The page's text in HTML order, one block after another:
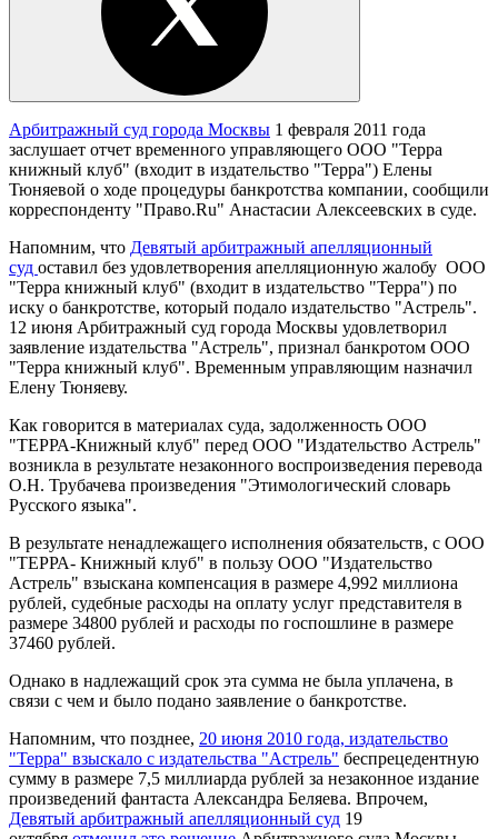
Арбитражный суд города Москвы 1 февраля 2011 года
заслушает отчет временного управляющего ООО "Терра
книжный клуб" (входит в издательство "Терра") Елены
Тюняевой о ходе процедуры банкротства компании, сообщили
корреспонденту "Право.Ru" Анастасии Алексеевских в суде.
Напомним, что Девятый арбитражный апелляционный
суд оставил без удовлетворения апелляционную жалобу ООО
"Терра книжный клуб" (входит в издательство "Терра") по
иску о банкротстве, который подало издательство "Астрель".
12 июня Арбитражный суд города Москвы удовлетворил
заявление издательства "Астрель", признал банкротом ООО
"Терра книжный клуб". Временным управляющим назначил
Елену Тюняеву.
Как говорится в материалах суда, задолженность ООО
"ТЕРРА-Книжный клуб" перед ООО "Издательство Астрель"
возникла в результате незаконного воспроизведения перевода
О.Н. Трубачева произведения "Этимологический словарь
Русского языка".
В результате ненадлежащего исполнения обязательств, с ООО
"ТЕРРА- Книжный клуб" в пользу ООО "Издательство
Астрель" взыскана компенсация в размере 4,992 миллиона
рублей, судебные расходы на оплату услуг представителя в
размере 34800 рублей и расходы по госпошлине в размере
37460 рублей.
Однако в надлежащий срок эта сумма не была уплачена, в
связи с чем и было подано заявление о банкротстве.
Напомним, что позднее, 20 июня 2010 года, издательство
"Терра" взыскало с издательства "Астрель" беспрецедентную
сумму в размере 7,5 миллиарда рублей за незаконное издание
произведений фантаста Александра Беляева. Впрочем,
Девятый арбитражный апелляционный суд 19